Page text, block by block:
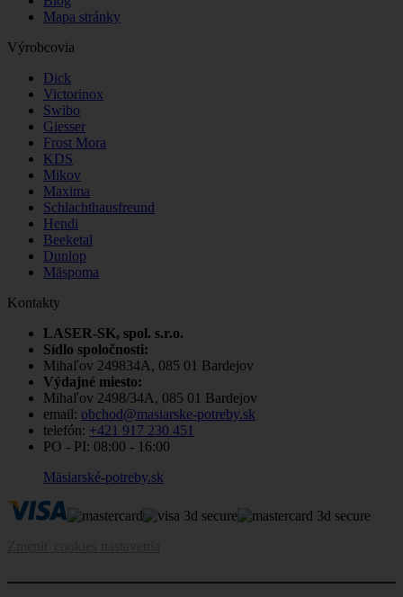
Mapa stránky
Výrobcovia
Dick
Victorinox
Swibo
Giesser
Frost Mora
KDS
Mikov
Maxima
Schlachthausfreund
Hendi
Beeketal
Dunlop
Mäspoma
Kontakty
LASER-SK, spol. s.r.o.
Sídlo spoločnosti:
Mihaľov 249834A, 085 01 Bardejov
Výdajné miesto:
Mihaľov 2498/34A, 085 01 Bardejov
email: obchod@masiarske-potreby.sk
telefón: +421 917 230 451
PO - PI: 08:00 - 16:00
Mäsiarské-potreby.sk